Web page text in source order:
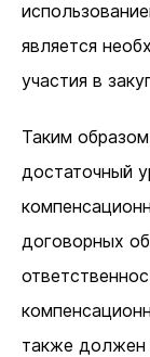
является
участия в
Таким
достаточный
договорных
также должен